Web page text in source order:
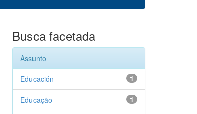
Busca facetada
Assunto
1
Educación
1
Educação